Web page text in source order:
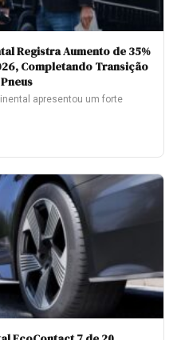
Registra Aumento de 35%
Completando Transição
apresentou um forte